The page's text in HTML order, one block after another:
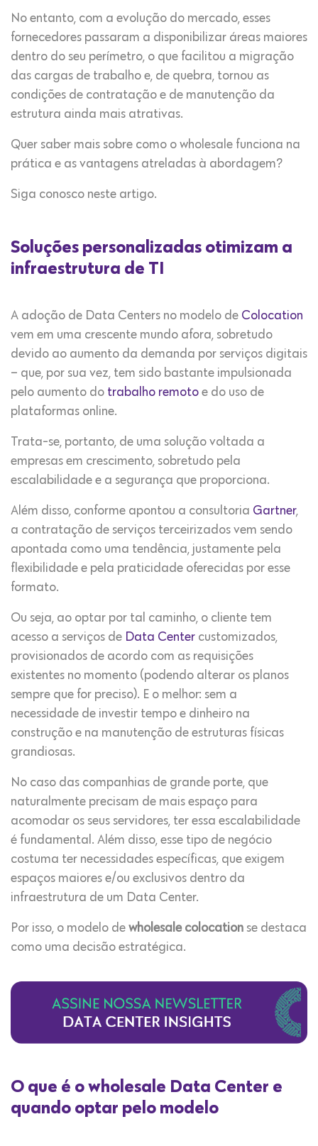
No entanto, com a evolução do mercado, esses
fornecedores passaram a disponibilizar áreas maiores
dentro do seu perímetro, o que facilitou a migração
das cargas de trabalho e, de quebra, tornou as
condições de contratação e de manutenção da
estrutura ainda mais atrativas.
Quer saber mais sobre como o wholesale funciona na
prática e as vantagens atreladas à abordagem?
Siga conosco neste artigo.
Soluções personalizadas otimizam a
infraestrutura de TI
A adoção de Data Centers no modelo de Colocation
vem em uma crescente mundo afora, sobretudo
devido ao aumento da demanda por serviços digitais
– que, por sua vez, tem sido bastante impulsionada
pelo aumento do trabalho remoto e do uso de
plataformas online.
Trata-se, portanto, de uma solução voltada a
empresas em crescimento, sobretudo pela
escalabilidade e a segurança que proporciona.
Além disso, conforme apontou a consultoria Gartner,
a contratação de serviços terceirizados vem sendo
apontada como uma tendência, justamente pela
flexibilidade e pela praticidade oferecidas por esse
formato.
Ou seja, ao optar por tal caminho, o cliente tem
acesso a serviços de Data Center customizados,
provisionados de acordo com as requisições
existentes no momento (podendo alterar os planos
sempre que for preciso). E o melhor: sem a
necessidade de investir tempo e dinheiro na
construção e na manutenção de estruturas físicas
grandiosas.
No caso das companhias de grande porte, que
naturalmente precisam de mais espaço para
acomodar os seus servidores, ter essa escalabilidade
é fundamental. Além disso, esse tipo de negócio
costuma ter necessidades específicas, que exigem
espaços maiores e/ou exclusivos dentro da
infraestrutura de um Data Center.
Por isso, o modelo de wholesale colocation se destaca
como uma decisão estratégica.
O que é o wholesale Data Center e
quando optar pelo modelo